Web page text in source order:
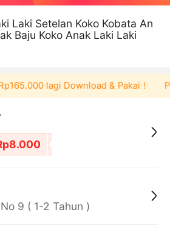
Laki Setelan Koko Kobata An
Baju Koko Anak Laki Laki
lagi Download & Pakai！
9 ( 1-2 Tahun )